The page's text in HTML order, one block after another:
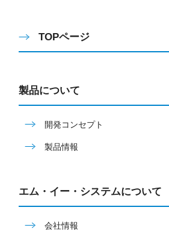
TOPページ
製品について
開発コンセプト
製品情報
エム・イー・システムについて
会社情報